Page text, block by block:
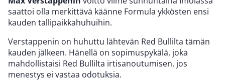
saattoi olla merkittävä käänne Formula ykkösten ensi
kauden tallipaikkahuhuihin.
Verstappenin on huhuttu lähtevän Red Bullilta tämän
kauden jälkeen. Hänellä on sopimuspykälä, joka
mahdollistaisi Red Bullilta irtisanoutumisen, jos
menestys ei vastaa odotuksia.